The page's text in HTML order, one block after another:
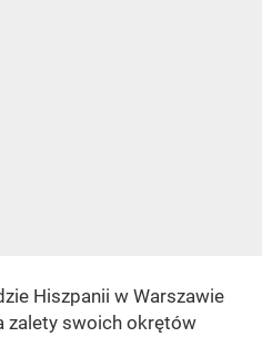
Hiszpanii w Warszawie
zalety swoich okrętów